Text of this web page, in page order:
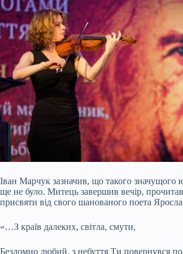
Іван Марчук зазначив, що такого значущого
ще не було. Митець завершив вечір,
присвяти від свого шанованого поета
«…З країв далеких, світла, смути,
Бездомно любий, з небуття Ти повернувся